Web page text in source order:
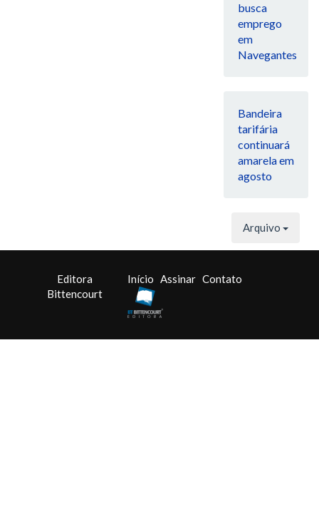
busca
emprego
em
Navegantes
Bandeira
tarifária
continuará
amarela em
agosto
Arquivo
Editora
Bittencourt
Início Assinar Contato